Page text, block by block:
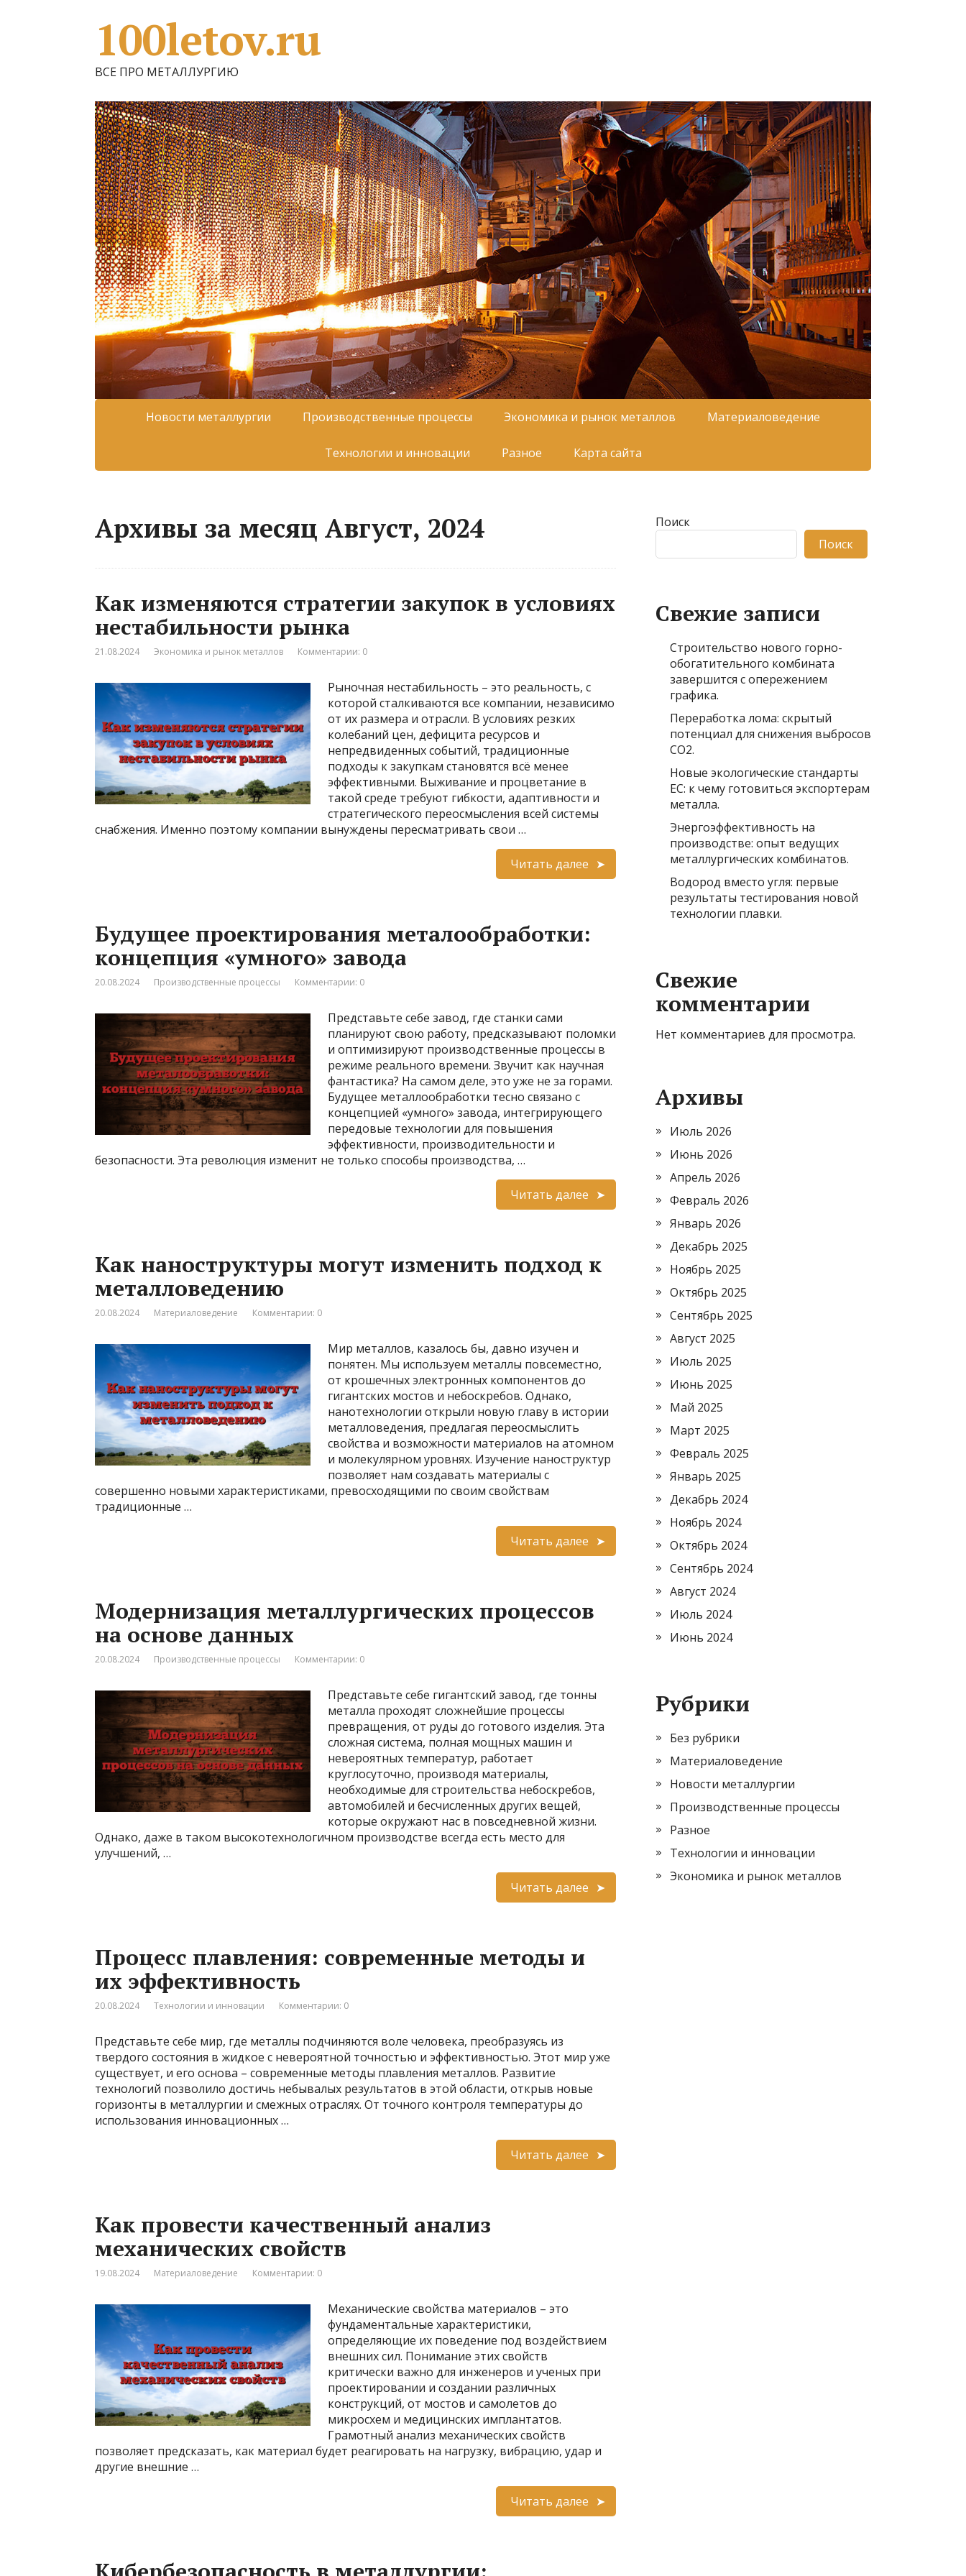
100letov.ru
ВСЕ ПРО МЕТАЛЛУРГИЮ
Новости металлургии Производственные процессы Экономика и рынок металлов Материаловедение
Технологии и инновации Разное Карта сайта
Архивы за месяц Август, 2024
Как изменяются стратегии закупок в условиях
нестабильности рынка
21.08.2024 Экономика и рынок металлов Комментарии: 0
Рыночная нестабильность – это реальность, с
которой сталкиваются все компании, независимо
от их размера и отрасли. В условиях резких
колебаний цен, дефицита ресурсов и
непредвиденных событий, традиционные
подходы к закупкам становятся всё менее
эффективными. Выживание и процветание в
такой среде требуют гибкости, адаптивности и
стратегического переосмысления всей системы
снабжения. Именно поэтому компании вынуждены пересматривать свои …
Читать далее
Будущее проектирования металообработки:
концепция «умного» завода
20.08.2024 Производственные процессы Комментарии: 0
Представьте себе завод, где станки сами
планируют свою работу, предсказывают поломки
и оптимизируют производственные процессы в
режиме реального времени. Звучит как научная
фантастика? На самом деле, это уже не за горами.
Будущее металлообработки тесно связано с
концепцией «умного» завода, интегрирующего
передовые технологии для повышения
эффективности, производительности и
безопасности. Эта революция изменит не только способы производства, …
Читать далее
Как наноструктуры могут изменить подход к
металловедению
20.08.2024 Материаловедение Комментарии: 0
Мир металлов, казалось бы, давно изучен и
понятен. Мы используем металлы повсеместно,
от крошечных электронных компонентов до
гигантских мостов и небоскребов. Однако,
нанотехнологии открыли новую главу в истории
металловедения, предлагая переосмыслить
свойства и возможности материалов на атомном
и молекулярном уровнях. Изучение наноструктур
позволяет нам создавать материалы с
совершенно новыми характеристиками, превосходящими по своим свойствам
традиционные …
Читать далее
Модернизация металлургических процессов
на основе данных
20.08.2024 Производственные процессы Комментарии: 0
Представьте себе гигантский завод, где тонны
металла проходят сложнейшие процессы
превращения, от руды до готового изделия. Эта
сложная система, полная мощных машин и
невероятных температур, работает
круглосуточно, производя материалы,
необходимые для строительства небоскребов,
автомобилей и бесчисленных других вещей,
которые окружают нас в повседневной жизни.
Однако, даже в таком высокотехнологичном производстве всегда есть место для
улучшений, …
Читать далее
Процесс плавления: современные методы и
их эффективность
20.08.2024 Технологии и инновации Комментарии: 0
Представьте себе мир, где металлы подчиняются воле человека, преобразуясь из
твердого состояния в жидкое с невероятной точностью и эффективностью. Этот мир уже
существует, и его основа – современные методы плавления металлов. Развитие
технологий позволило достичь небывалых результатов в этой области, открыв новые
горизонты в металлургии и смежных отраслях. От точного контроля температуры до
использования инновационных …
Читать далее
Как провести качественный анализ
механических свойств
19.08.2024 Материаловедение Комментарии: 0
Механические свойства материалов – это
фундаментальные характеристики,
определяющие их поведение под воздействием
внешних сил. Понимание этих свойств
критически важно для инженеров и ученых при
проектировании и создании различных
конструкций, от мостов и самолетов до
микросхем и медицинских имплантатов.
Грамотный анализ механических свойств
позволяет предсказать, как материал будет реагировать на нагрузку, вибрацию, удар и
другие внешние …
Читать далее
Поиск
Поиск
Свежие записи
Строительство нового горно-
обогатительного комбината
завершится с опережением
графика.
Переработка лома: скрытый
потенциал для снижения выбросов
CO2.
Новые экологические стандарты
ЕС: к чему готовиться экспортерам
металла.
Энергоэффективность на
производстве: опыт ведущих
металлургических комбинатов.
Водород вместо угля: первые
результаты тестирования новой
технологии плавки.
Свежие
комментарии
Нет комментариев для просмотра.
Архивы
Июль 2026
Июнь 2026
Апрель 2026
Февраль 2026
Январь 2026
Декабрь 2025
Ноябрь 2025
Октябрь 2025
Сентябрь 2025
Август 2025
Июль 2025
Июнь 2025
Май 2025
Март 2025
Февраль 2025
Январь 2025
Декабрь 2024
Ноябрь 2024
Октябрь 2024
Сентябрь 2024
Август 2024
Июль 2024
Июнь 2024
Рубрики
Без рубрики
Материаловедение
Новости металлургии
Производственные процессы
Разное
Технологии и инновации
Экономика и рынок металлов